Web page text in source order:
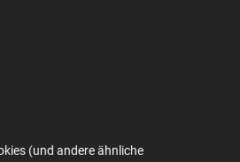
(und andere ähnliche